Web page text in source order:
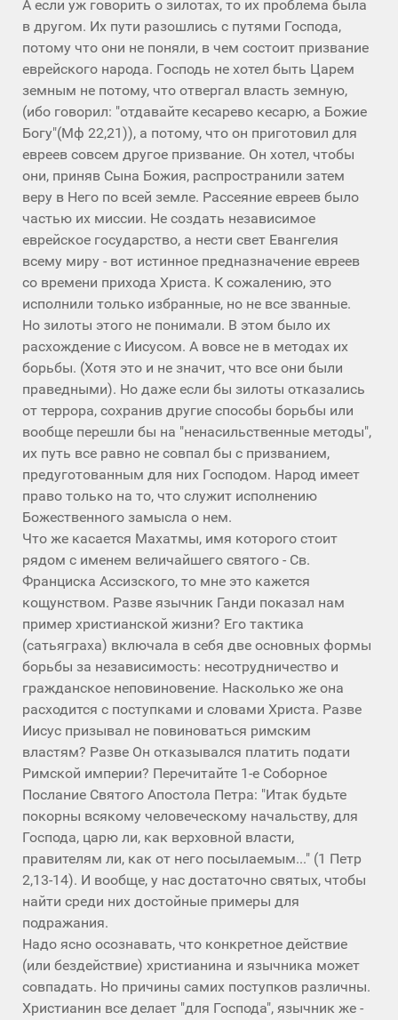
А если уж говорить о зилотах, то их проблема была
в другом. Их пути разошлись с путями Господа,
потому что они не поняли, в чем состоит призвание
еврейского народа. Господь не хотел быть Царем
земным не потому, что отвергал власть земную,
(ибо говорил: "отдавайте кесарево кесарю, а Божие
Богу"(Мф 22,21)), а потому, что он приготовил для
евреев совсем другое призвание. Он хотел, чтобы
они, приняв Сына Божия, распространили затем
веру в Него по всей земле. Рассеяние евреев было
частью их миссии. Не создать независимое
еврейское государство, а нести свет Евангелия
всему миру - вот истинное предназначение евреев
со времени прихода Христа. К сожалению, это
исполнили только избранные, но не все званные.
Но зилоты этого не понимали. В этом было их
расхождение с Иисусом. А вовсе не в методах их
борьбы. (Хотя это и не значит, что все они были
праведными). Но даже если бы зилоты отказались
от террора, сохранив другие способы борьбы или
вообще перешли бы на "ненасильственные методы",
их путь все равно не совпал бы с призванием,
предуготованным для них Господом. Народ имеет
право только на то, что служит исполнению
Божественного замысла о нем.
Что же касается Махатмы, имя которого стоит
рядом с именем величайшего святого - Св.
Франциска Ассизского, то мне это кажется
кощунством. Разве язычник Ганди показал нам
пример христианской жизни? Его тактика
(сатьяграха) включала в себя две основных формы
борьбы за независимость: несотрудничество и
гражданское неповиновение. Насколько же она
расходится с поступками и словами Христа. Разве
Иисус призывал не повиноваться римским
властям? Разве Он отказывался платить подати
Римской империи? Перечитайте 1-е Соборное
Послание Святого Апостола Петра: "Итак будьте
покорны всякому человеческому начальству, для
Господа, царю ли, как верховной власти,
правителям ли, как от него посылаемым..." (1 Петр
2,13-14). И вообще, у нас достаточно святых, чтобы
найти среди них достойные примеры для
подражания.
Надо ясно осознавать, что конкретное действие
(или бездействие) христианина и язычника может
совпадать. Но причины самих поступков различны.
Христианин все делает "для Господа", язычник же -